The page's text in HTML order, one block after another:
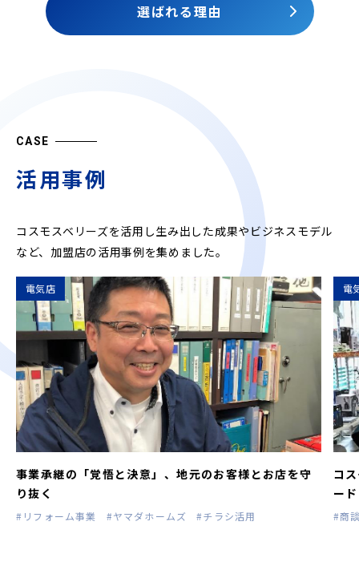
選ばれる理由
CASE
活用事例
コスモスベリーズを活用し生み出した成果やビジネスモデル
など、 加盟店の活用事例を集めました。
電気店
事業承継の「覚悟と決意」、地元のお客様とお店を守
り抜く
#リフォーム事業 #ヤマダホームズ #チラシ活用
電
コ
ー
#商